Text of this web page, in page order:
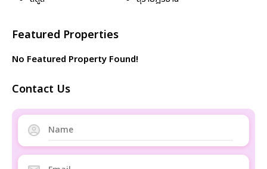
Featured Properties
No Featured Property Found!
Contact Us